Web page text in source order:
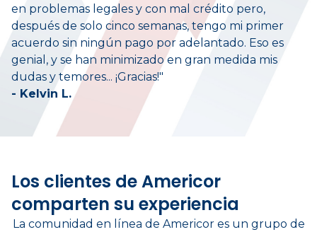
en problemas legales y con mal crédito pero,
después de solo cinco semanas, tengo mi primer
acuerdo sin ningún pago por adelantado. Eso es
genial, y se han minimizado en gran medida mis
dudas y temores... ¡Gracias!"
- Kelvin L.
Los clientes de Americor
comparten su experiencia
La comunidad en línea de Americor es un grupo de